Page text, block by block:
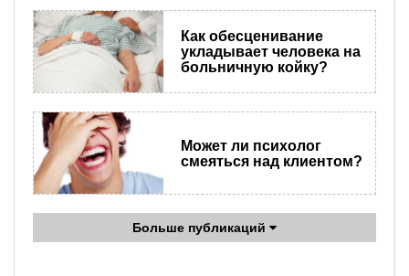
Как обесценивание
укладывает человека на
больничную койку?
Может ли психолог
смеяться над клиентом?
Больше публикаций